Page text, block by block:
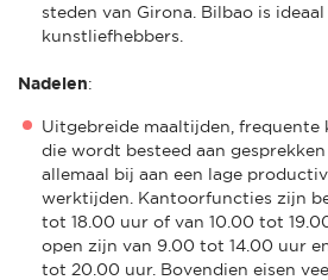
steden van Girona. Bilbao is
kunstliefhebbers.
Nadelen:
Uitgebreide maaltijden, frequente
die wordt besteed aan
allemaal bij aan een lage
werktijden. Kantoorfuncties zijn
tot 18.00 uur of van 10.00 tot
open zijn van 9.00 tot 14.00 uur
tot 20.00 uur. Bovendien eisen